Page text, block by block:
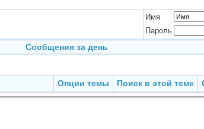
Имя
Пароль
Сообщения за день
Опции темы Поиск в этой теме